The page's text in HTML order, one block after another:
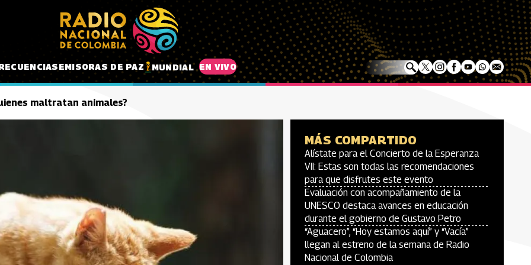
EMISORAS DE PAZ MUNDIAL EN VIVO
maltratan animales?
MÁS COMPARTIDO
Alístate para el Concierto de la Esperanza
VII: Estas son todas las recomendaciones
para que disfrutes este evento
Evaluación con acompañamiento de la
UNESCO destaca avances en educación
durante el gobierno de Gustavo Petro
“Aguacero”, “Hoy estamos aquí” y “Vacía”
llegan al estreno de la semana de Radio
Nacional de Colombia